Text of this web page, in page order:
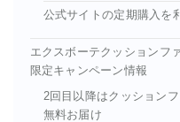
公式サイトの定期購入を
エクスボーテクッションフ
限定キャンペーン情報
2回目以降はクッション
無料お届け